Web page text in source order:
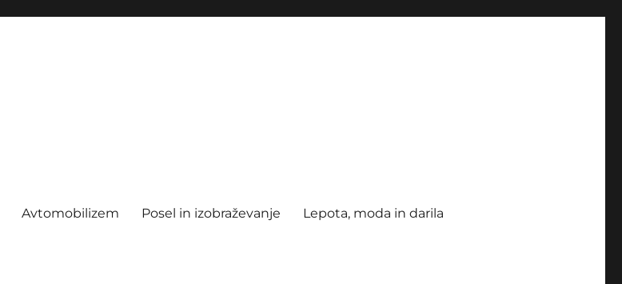
Avtomobilizem Posel in izobraževanje Lepota, moda in darila